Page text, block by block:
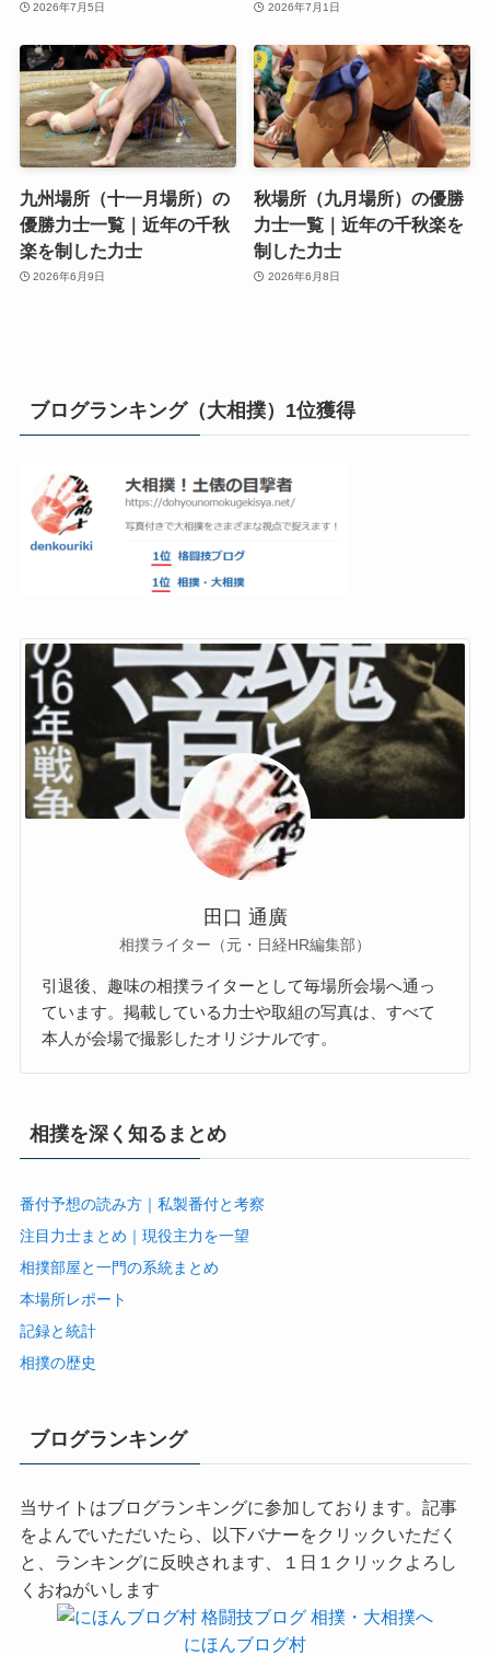
2026年7月5日 2026年7月1日
九州場所（十一月場所）の
優勝力士一覧｜近年の千秋
楽を制した力士
2026年6月9日
秋場所（九月場所）の優勝
力士一覧｜近年の千秋楽を
制した力士
2026年6月8日
ブログランキング（大相撲）1位獲得
田口 通廣
相撲ライター（元・日経HR編集部）
引退後、趣味の相撲ライターとして毎場所会場へ通っ
ています。掲載している力士や取組の写真は、すべて
本人が会場で撮影したオリジナルです。
相撲を深く知るまとめ
番付予想の読み方｜私製番付と考察
注目力士まとめ｜現役主力を一望
相撲部屋と一門の系統まとめ
本場所レポート
記録と統計
相撲の歴史
ブログランキング
当サイトはブログランキングに参加しております。記事
をよんでいただいたら、以下バナーをクリックいただく
と、ランキングに反映されます、１日１クリックよろし
くおねがいします
にほんブログ村